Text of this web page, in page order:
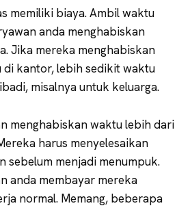
memiliki biaya. Ambil waktu
anda menghabiskan
Jika mereka menghabiskan
kantor, lebih sedikit waktu
misalnya untuk keluarga.
menghabiskan waktu lebih dari
harus menyelesaikan
sebelum menjadi menumpuk.
anda membayar mereka
normal. Memang, beberapa